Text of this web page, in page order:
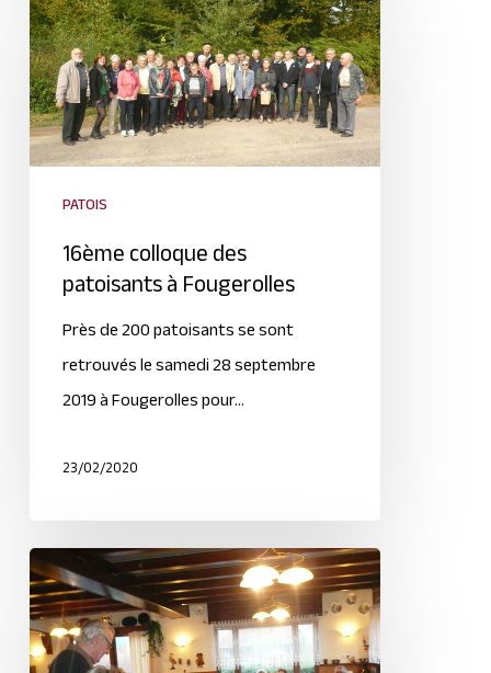
PATOIS
16ème colloque des
patoisants à Fougerolles
Près de 200 patoisants se sont
retrouvés le samedi 28 septembre
2019 à Fougerolles pour…
23/02/2020